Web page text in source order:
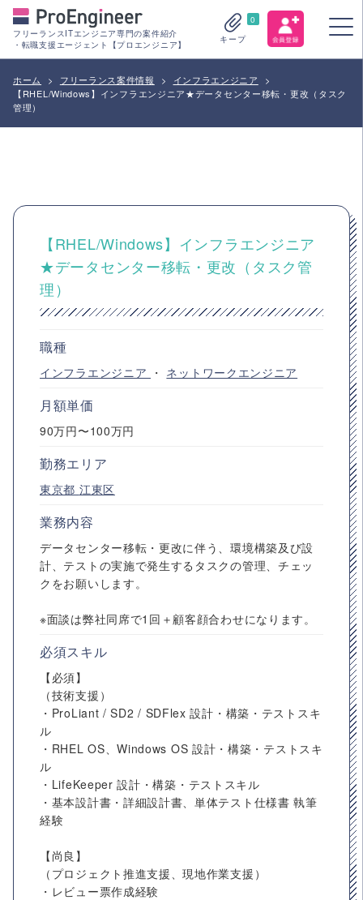
フリーランスITエンジニア専門の案件紹介
・転職支援エージェント【プロエンジニア】
0
キープ
ホーム > フリーランス案件情報 > インフラエンジニア
>
【RHEL/Windows】インフラエンジニア★データセンター移転・更改（タスク
管理）
【RHEL/Windows】インフラエンジニア
★データセンター移転・更改（タスク管
理）
職種
インフラエンジニア ・ ネットワークエンジニア
月額単価
90万円〜100万円
勤務エリア
東京都 江東区
業務内容
データセンター移転・更改に伴う、環境構築及び設
計、テストの実施で発生するタスクの管理、チェッ
クをお願いします。
※面談は弊社同席で1回＋顧客顔合わせになります。
必須スキル
【必須】
（技術支援）
・ProLiant / SD2 / SDFlex 設計・構築・テストスキ
ル
・RHEL OS、Windows OS 設計・構築・テストスキ
ル
・LifeKeeper 設計・構築・テストスキル
・基本設計書・詳細設計書、単体テスト仕様書 執筆
経験
【尚良】
（プロジェクト推進支援、現地作業支援）
・レビュー票作成経験